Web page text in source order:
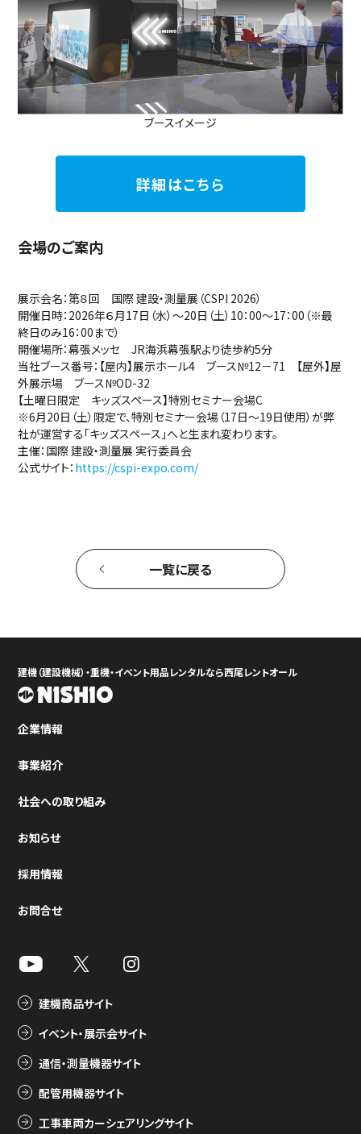
ブースイメージ
詳細はこちら
会場のご案内
展示会名：第８回 国際 建設・測量展（CSPI 2026）
開催日時：2026年６月17日（水）～20日（土）10：00～17：00（※最
終日のみ16：00まで）
開催場所：幕張メッセ JR海浜幕張駅より徒歩約5分
当社ブース番号：【屋内】展示ホール4 ブース№12－71 【屋外】屋
外展示場 ブース№OD-32
【土曜日限定 キッズスペース】特別セミナー会場C
※6月20日（土）限定で、特別セミナー会場（17日〜19日使用）が弊
社が運営する「キッズスペース」へと生まれ変わります。
主催：国際 建設・測量展 実行委員会
公式サイト： https://cspi-expo.com/
一覧に戻る
建機（建設機械）・重機・イベント用品レンタルなら西尾レントオール
企業情報
事業紹介
社会への取り組み
お知らせ
採用情報
お問合せ
建機商品サイト
イベント・展示会サイト
通信・測量機器サイト
配管用機器サイト
工事車両カーシェアリングサイト